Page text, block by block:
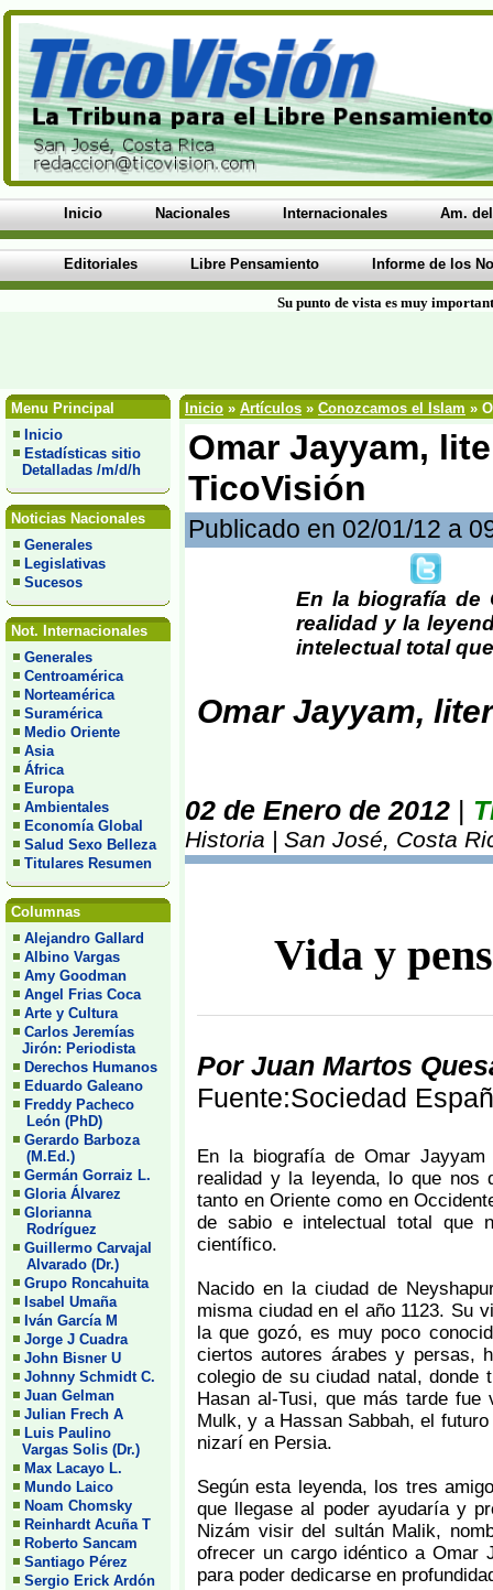
Inicio Nacionales Internacionales Am.
Editoriales Libre Pensamiento Informe de los
Su punto de vista es muy
Menu Principal
Inicio
Estadísticas sitio
Detalladas /m/d/h
Noticias Nacionales
Generales
Legislativas
Sucesos
Not. Internacionales
Generales
Centroamérica
Norteamérica
Suramérica
Medio Oriente
Asia
África
Europa
Ambientales
Economía Global
Salud Sexo Belleza
Titulares Resumen
Columnas
Alejandro Gallard
Albino Vargas
Amy Goodman
Angel Frias Coca
Arte y Cultura
Carlos Jeremías
Jirón: Periodista
Derechos Humanos
Eduardo Galeano
Freddy Pacheco
León (PhD)
Gerardo Barboza
(M.Ed.)
Germán Gorraiz L.
Gloria Álvarez
Glorianna
Rodríguez
Guillermo Carvajal
Alvarado (Dr.)
Grupo Roncahuita
Isabel Umaña
Iván García M
Jorge J Cuadra
John Bisner U
Johnny Schmidt C.
Juan Gelman
Julian Frech A
Luis Paulino
Vargas Solis (Dr.)
Max Lacayo L.
Mundo Laico
Noam Chomsky
Reinhardt Acuña T
Roberto Sancam
Santiago Pérez
Sergio Erick Ardón
Inicio » Artículos » Conozcamos el Islam »
Omar Jayyam,
TicoVisión
Publicado en 02/01/12 a
En la biografía de
realidad y la
intelectual total
Omar Jayyam,
02 de Enero de 2012 |
Historia | San José, Costa
Vida y
Por Juan Martos
Fuente:Sociedad
En la biografía de Omar
realidad y la leyenda, lo que nos
tanto en Oriente como en
de sabio e intelectual total que
científico.
Nacido en la ciudad de
misma ciudad en el año 1123. Su
la que gozó, es muy poco
ciertos autores árabes y persas,
colegio de su ciudad natal, donde
Hasan al-Tusi, que más tarde
Mulk, y a Hassan Sabbah, el
nizarí en Persia.
Según esta leyenda, los tres
que llegase al poder ayudaría y
Nizám visir del sultán Malik,
ofrecer un cargo idéntico a Omar
para poder dedicarse en